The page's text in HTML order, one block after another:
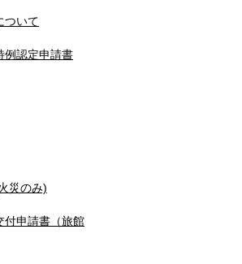
ついて
例認定申請書
災のみ)
付申請書（旅館